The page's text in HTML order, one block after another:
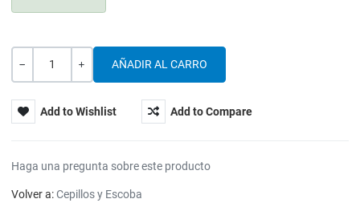
Cantidad
Add to Wishlist Add to Compare
Haga una pregunta sobre este producto
Volver a:Cepillos y Escoba